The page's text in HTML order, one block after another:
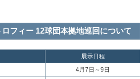
フィー 12球団本拠地巡回について
展示日程
4月7日～9日